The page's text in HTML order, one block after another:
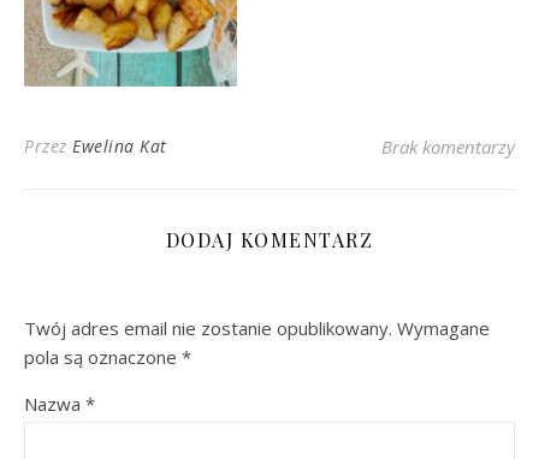
Przez Ewelina Kat Brak komentarzy
DODAJ KOMENTARZ
Twój adres email nie zostanie opublikowany. Wymagane
pola są oznaczone *
Nazwa *